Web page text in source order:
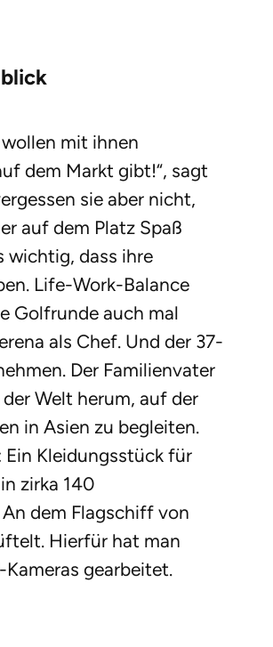
mit ihnen
dem Markt gibt!“, sagt
sie aber nicht,
auf dem Platz Spaß
wichtig, dass ihre
Life-Work-Balance
Golfrunde auch mal
als Chef. Und der 37-
Der Familienvater
Welt herum, auf der
in Asien zu begleiten.
Kleidungsstück für
zirka 140
dem Flagschiff von
Hierfür hat man
gearbeitet.